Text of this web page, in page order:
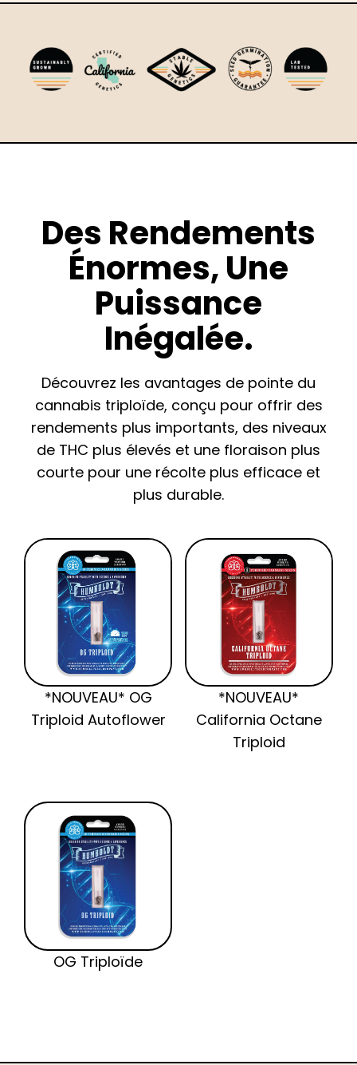
Des Rendements
Énormes, Une
Puissance
Inégalée.
Découvrez les avantages de pointe du
cannabis triploïde, conçu pour offrir des
rendements plus importants, des niveaux
de THC plus élevés et une floraison plus
courte pour une récolte plus efficace et
plus durable.
*NOUVEAU* OG
Triploid Autoflower
*NOUVEAU*
California Octane
Triploid
OG Triploïde